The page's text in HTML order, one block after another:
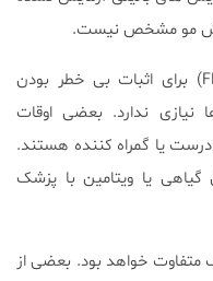
ریزش مو مشخص نیست.
علاوه بر این ، سازمان غذا و دارو (FDA) برای اثبات بی خطر بودن
ندارد. بعضی اوقات
یا گمراه کننده هستند.
یا ویتامین با پزشک
متفاوت خواهد بود. بعضی از